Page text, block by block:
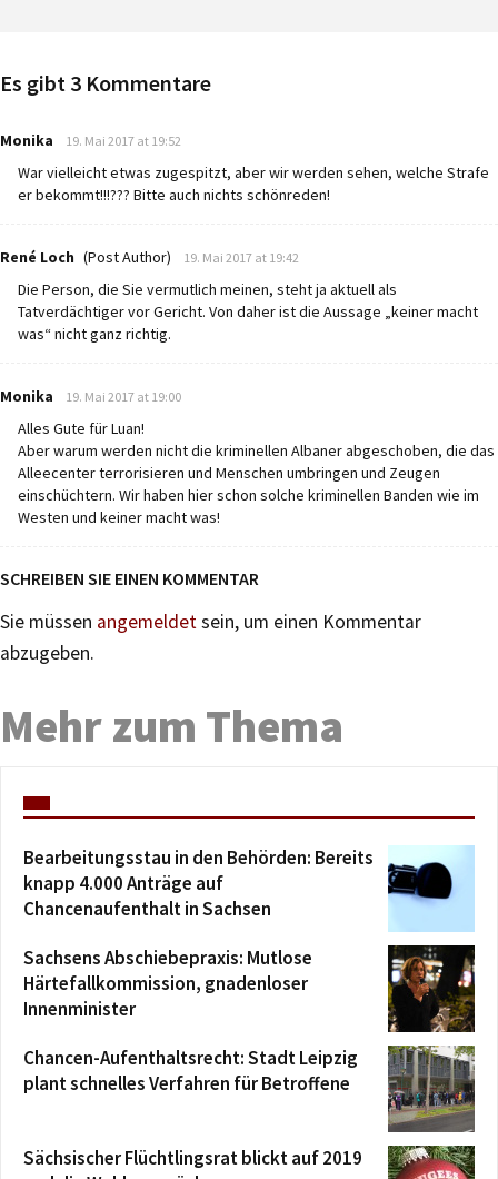
Es gibt 3 Kommentare
Monika says:
19. Mai 2017 at 19:52
War vielleicht etwas zugespitzt, aber wir werden sehen, welche Strafe
er bekommt!!!??? Bitte auch nichts schönreden!
René Loch (Post Author) says:
19. Mai 2017 at 19:42
Die Person, die Sie vermutlich meinen, steht ja aktuell als
Tatverdächtiger vor Gericht. Von daher ist die Aussage „keiner macht
was“ nicht ganz richtig.
Monika says:
19. Mai 2017 at 19:00
Alles Gute für Luan!
Aber warum werden nicht die kriminellen Albaner abgeschoben, die das
Alleecenter terrorisieren und Menschen umbringen und Zeugen
einschüchtern. Wir haben hier schon solche kriminellen Banden wie im
Westen und keiner macht was!
SCHREIBEN SIE EINEN KOMMENTAR
Sie müssen angemeldetsein, um einen Kommentar
abzugeben.
Mehr zum Thema
Bearbeitungsstau in den Behörden: Bereits
knapp 4.000 Anträge auf
Chancenaufenthalt in Sachsen
Sachsens Abschiebepraxis: Mutlose
Härtefallkommission, gnadenloser
Innenminister
Chancen-Aufenthaltsrecht: Stadt Leipzig
plant schnelles Verfahren für Betroffene
Sächsischer Flüchtlingsrat blickt auf 2019